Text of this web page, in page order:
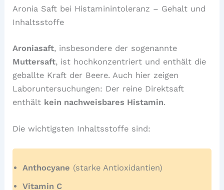
Aronia Saft bei Histaminintoleranz – Gehalt und
Inhaltsstoffe
Aroniasaft, insbesondere der sogenannte
Muttersaft, ist hochkonzentriert und enthält die
geballte Kraft der Beere. Auch hier zeigen
Laboruntersuchungen: Der reine Direktsaft
enthält kein nachweisbares Histamin.
Die wichtigsten Inhaltsstoffe sind:
Anthocyane (starke Antioxidantien)
Vitamin C